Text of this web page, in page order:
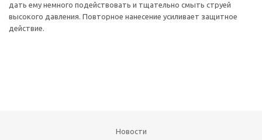
дать ему немного подействовать и тщательно смыть струей
высокого давления. Повторное нанесение усиливает защитное
действие.
Новости